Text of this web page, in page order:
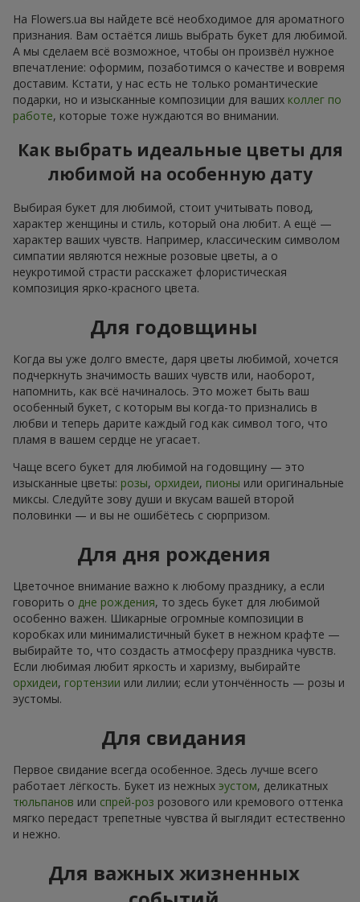
На Flowers.ua вы найдете всё необходимое для ароматного
признания. Вам остаётся лишь выбрать букет для любимой.
А мы сделаем всё возможное, чтобы он произвёл нужное
впечатление: оформим, позаботимся о качестве и вовремя
доставим. Кстати, у нас есть не только романтические
подарки, но и изысканные композиции для ваших коллег по
работе, которые тоже нуждаются во внимании.
Как выбрать идеальные цветы для
любимой на особенную дату
Выбирая букет для любимой, стоит учитывать повод,
характер женщины и стиль, который она любит. А ещё —
характер ваших чувств. Например, классическим символом
симпатии являются нежные розовые цветы, а о
неукротимой страсти расскажет флористическая
композиция ярко-красного цвета.
Для годовщины
Когда вы уже долго вместе, даря цветы любимой, хочется
подчеркнуть значимость ваших чувств или, наоборот,
напомнить, как всё начиналось. Это может быть ваш
особенный букет, с которым вы когда-то признались в
любви и теперь дарите каждый год как символ того, что
пламя в вашем сердце не угасает.
Чаще всего букет для любимой на годовщину — это
изысканные цветы: розы, орхидеи, пионы или оригинальные
миксы. Следуйте зову души и вкусам вашей второй
половинки — и вы не ошибётесь с сюрпризом.
Для дня рождения
Цветочное внимание важно к любому празднику, а если
говорить о дне рождения, то здесь букет для любимой
особенно важен. Шикарные огромные композиции в
коробках или минималистичный букет в нежном крафте —
выбирайте то, что создасть атмосферу праздника чувств.
Если любимая любит яркость и харизму, выбирайте
орхидеи, гортензии или лилии; если утончённость — розы и
эустомы.
Для свидания
Первое свидание всегда особенное. Здесь лучше всего
работает лёгкость. Букет из нежных эустом, деликатных
тюльпанов или спрей-роз розового или кремового оттенка
мягко передаст трепетные чувства й выглядит естественно
и нежно.
Для важных жизненных